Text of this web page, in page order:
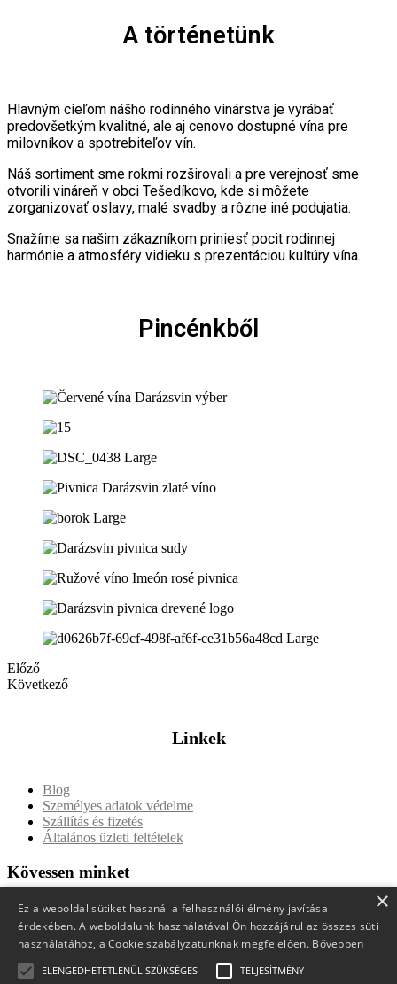
A történetünk
Hlavným cieľom nášho rodinného vinárstva je vyrábať
predovšetkým kvalitné, ale aj cenovo dostupné vína pre
milovníkov a spotrebiteľov vín.
Náš sortiment sme rokmi rozširovali a pre verejnosť sme
otvorili vináreň v obci Tešedíkovo, kde si môžete
zorganizovať oslavy, malé svadby a rôzne iné podujatia.
Snažíme sa našim zákazníkom priniesť pocit rodinnej
harmónie a atmosféry vidieku s prezentáciou kultúry vína.
Pincénkből
Előző
Következő
Linkek
Blog
Személyes adatok védelme
Szállítás és fizetés
Általános üzleti feltételek
Kövessen minket
Kapcsolat
Darázsvin s.r.o.
×
Ez a weboldal sütiket használ a felhasználói élmény javítása
érdekében. A weboldalunk használatával Ön hozzájárul az összes süti
használatához, a Cookie szabályzatunknak megfelelően. Bővebben
ELENGEDHETETLENÜL SZÜKSÉGES TELJESÍTMÉNY